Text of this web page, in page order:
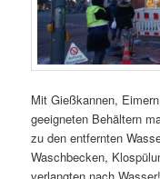
Mit Gießkannen,
geeigneten Behältern
zu den entfernten
Waschbecken,
verlangten nach